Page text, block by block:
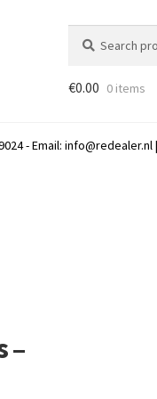
for:
€0.00 0 items
- Email: info@redealer.nl|
–